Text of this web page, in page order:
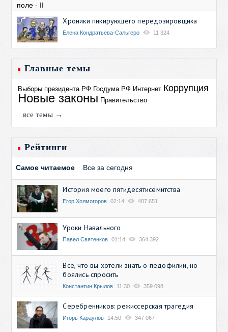
Хроники пикирующего передозировщика
Елена Кондратьева-Сальгеро 11 324
Главные темы
Выборы президента РФ Госдума РФ Интернет Коррупция
Новые законы Правительство
все темы →
Рейтинги
Самое читаемое Все за сегодня
История моего пятидесятисемитства
Егор Холмогоров 02:14 407 651
Уроки Навального
Павел Святенков 01:14 364 392
Всё, что вы хотели знать о педофилии, но
боялись спросить
Константин Крылов 11:30 359 098
Серебренников: режиссерская трагедия
Игорь Караулов 14:50 347 067